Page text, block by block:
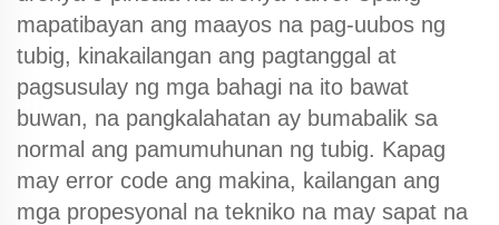
mapatibayan ang maayos na pag-uubos ng
tubig, kinakailangan ang pagtanggal at
pagsusulay ng mga bahagi na ito bawat
buwan, na pangkalahatan ay bumabalik sa
normal ang pamumuhunan ng tubig. Kapag
may error code ang makina, kailangan ang
mga propesyonal na tekniko na may sapat na